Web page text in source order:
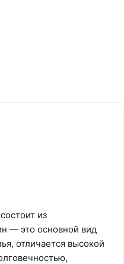
из
— это основной вид
отличается высокой